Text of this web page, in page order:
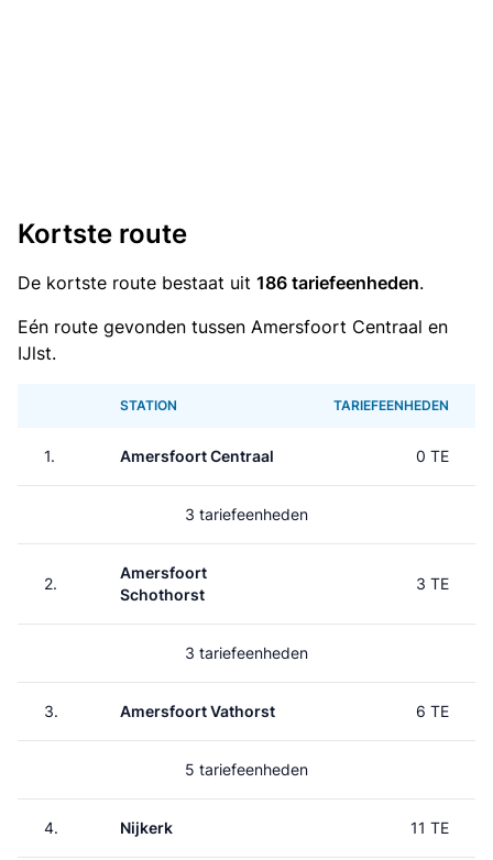
Kortste route
De kortste route bestaat uit 186 tariefeenheden.
Eén route gevonden tussen Amersfoort Centraal en
IJlst.
STATION TARIEFEENHEDEN
1. Amersfoort Centraal 0 TE
3 tariefeenheden
2.
Amersfoort
Schothorst
3 TE
3 tariefeenheden
3. Amersfoort Vathorst 6 TE
5 tariefeenheden
4. Nijkerk 11 TE